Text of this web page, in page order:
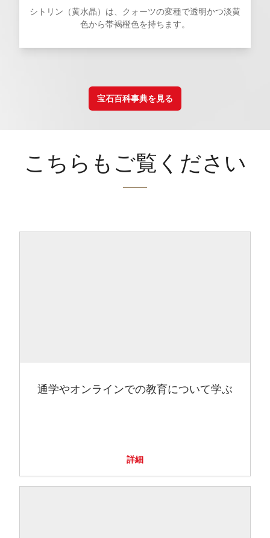
シトリン（黄水晶）は、クォーツの変種で透明かつ淡黄
色から帯褐橙色を持ちます。
宝石百科事典を見る
こちらもご覧ください
通学やオンラインでの教育について学ぶ
詳細